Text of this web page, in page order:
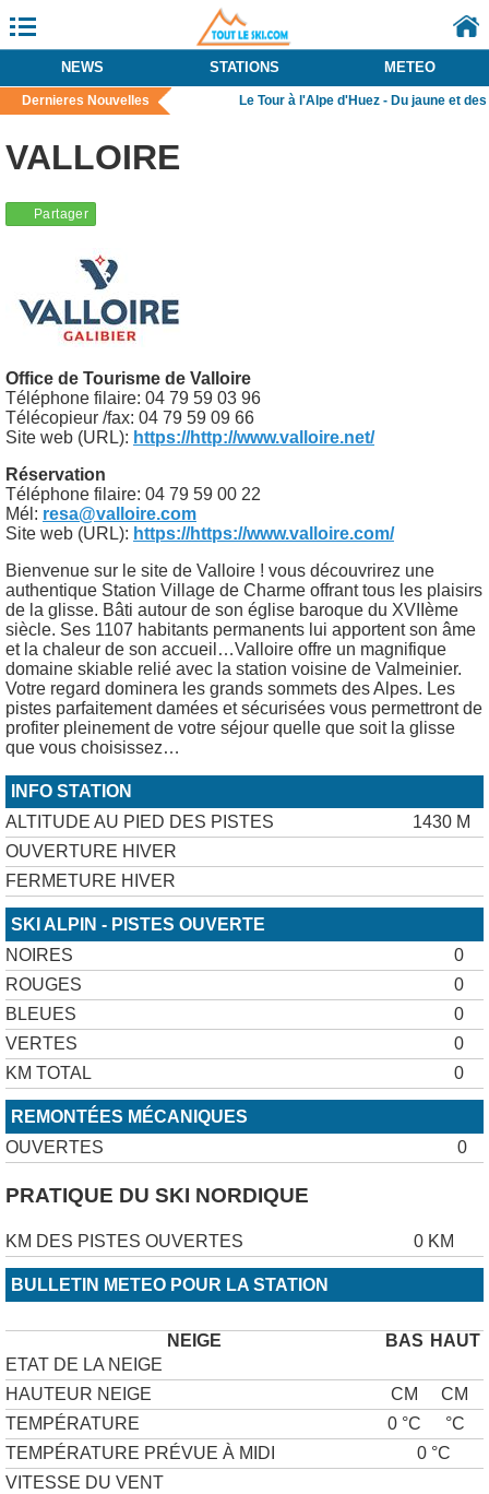
NEWS STATIONS METEO
Dernieres Nouvelles Le Tour à l'Alpe d'Huez - Du jaune et des
VALLOIRE
Office de Tourisme de Valloire
Téléphone filaire: 04 79 59 03 96
Télécopieur /fax: 04 79 59 09 66
Site web (URL): https://http://www.valloire.net/
Réservation
Téléphone filaire: 04 79 59 00 22
Mél: resa@valloire.com
Site web (URL): https://https://www.valloire.com/
Bienvenue sur le site de Valloire ! vous découvrirez une
authentique Station Village de Charme offrant tous les plaisirs
de la glisse. Bâti autour de son église baroque du XVIIème
siècle. Ses 1107 habitants permanents lui apportent son âme
et la chaleur de son accueil…Valloire offre un magnifique
domaine skiable relié avec la station voisine de Valmeinier.
Votre regard dominera les grands sommets des Alpes. Les
pistes parfaitement damées et sécurisées vous permettront de
profiter pleinement de votre séjour quelle que soit la glisse
que vous choisissez…
INFO STATION
ALTITUDE AU PIED DES PISTES
1430 M
OUVERTURE HIVER
FERMETURE HIVER
SKI ALPIN - PISTES OUVERTE
NOIRES
0
ROUGES
0
BLEUES
0
VERTES
0
KM TOTAL
0
REMONTÉES MÉCANIQUES
OUVERTES
0
PRATIQUE DU SKI NORDIQUE
KM DES PISTES OUVERTES 0 KM
BULLETIN METEO POUR LA STATION
NEIGE BAS HAUT
ETAT DE LA NEIGE
HAUTEUR NEIGE
CM
CM
TEMPÉRATURE
0 °C
°C
TEMPÉRATURE PRÉVUE À MIDI
0 °C
VITESSE DU VENT